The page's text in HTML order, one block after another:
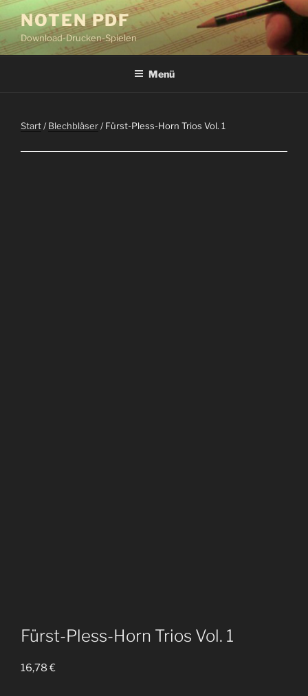
Zum
Inhalt
springen
NOTEN PDF
Download-Drucken-Spielen
Menü
Start/Blechbläser/ Fürst-Pless-Horn Trios Vol. 1
Fürst-Pless-Horn Trios Vol. 1
16,78€